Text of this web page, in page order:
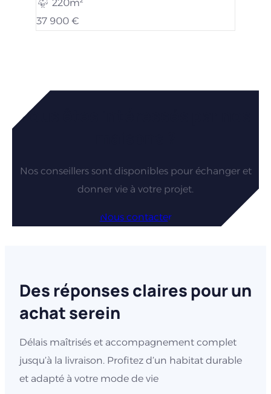
220m²
37 900 €
Vous êtes intéressés par nos
Nos conseillers sont disponibles pour échanger et
donner vie à votre projet.
Nous contacter
Des réponses claires pour un
achat serein
Délais maîtrisés et accompagnement complet
jusqu’à la livraison. Profitez d’un habitat durable
et adapté à votre mode de vie